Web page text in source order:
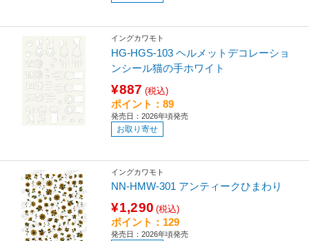
イングカワモト
HG-HGS-103 ヘルメットデコレーショ
ンシール猫の手ホワイト
¥887 (税込)
ポイント：89
発売日：2026年頃発売
お取り寄せ
イングカワモト
NN-HMW-301 アンティークひまわり
¥1,290 (税込)
ポイント：129
発売日：2026年頃発売